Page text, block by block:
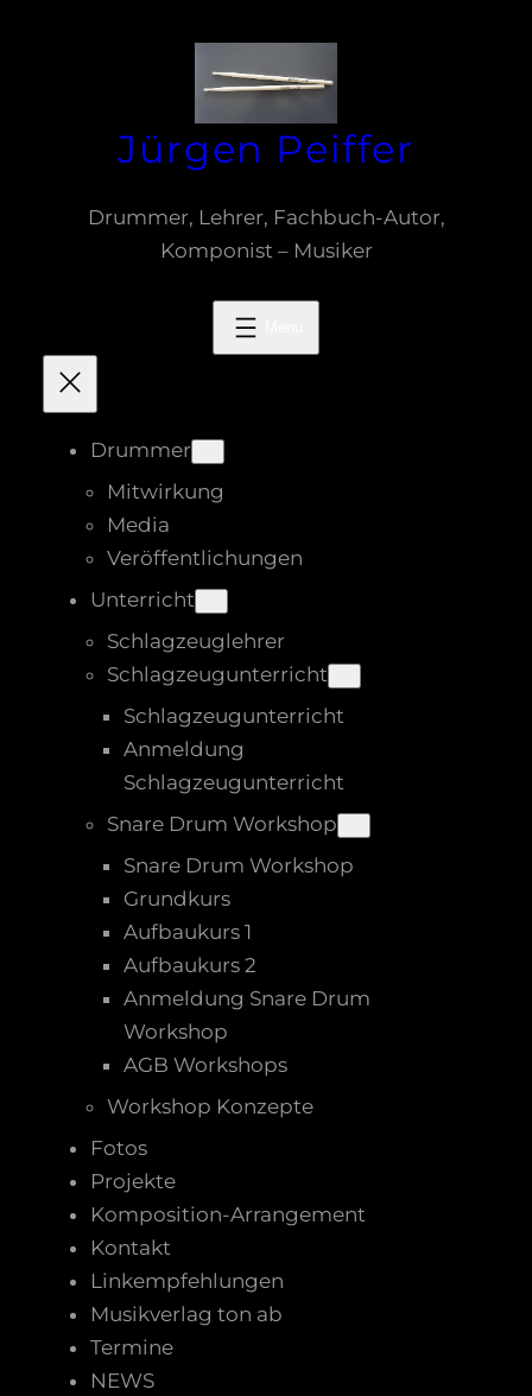
Jürgen Peiffer
Drummer, Lehrer, Fachbuch-Autor,
Komponist – Musiker
Drummer
Mitwirkung
Media
Veröffentlichungen
Unterricht
Schlagzeuglehrer
Schlagzeugunterricht
Schlagzeugunterricht
Anmeldung
Schlagzeugunterricht
Snare Drum Workshop
Snare Drum Workshop
Grundkurs
Aufbaukurs 1
Aufbaukurs 2
Anmeldung Snare Drum
Workshop
AGB Workshops
Workshop Konzepte
Fotos
Projekte
Komposition-Arrangement
Kontakt
Linkempfehlungen
Musikverlag ton ab
Termine
NEWS